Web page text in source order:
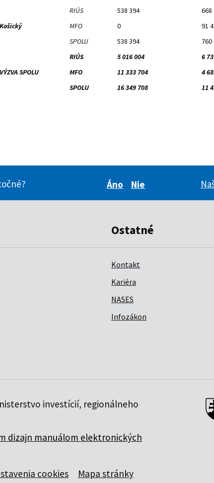
Košický
RIÚS 538 394 668
MFO
0 91
SPOLU
538 394 760
VÝZVA SPOLU
RIÚS 5 016 004 6
MFO
11 333 704 4
SPOLU
16 349 708 11
Áno
Nie
Ostatné
Kontakt
Kariéra
NASES
Infozákon
investícií, regionálneho
dizajn manuálom elektronických
cookies
Mapa stránky